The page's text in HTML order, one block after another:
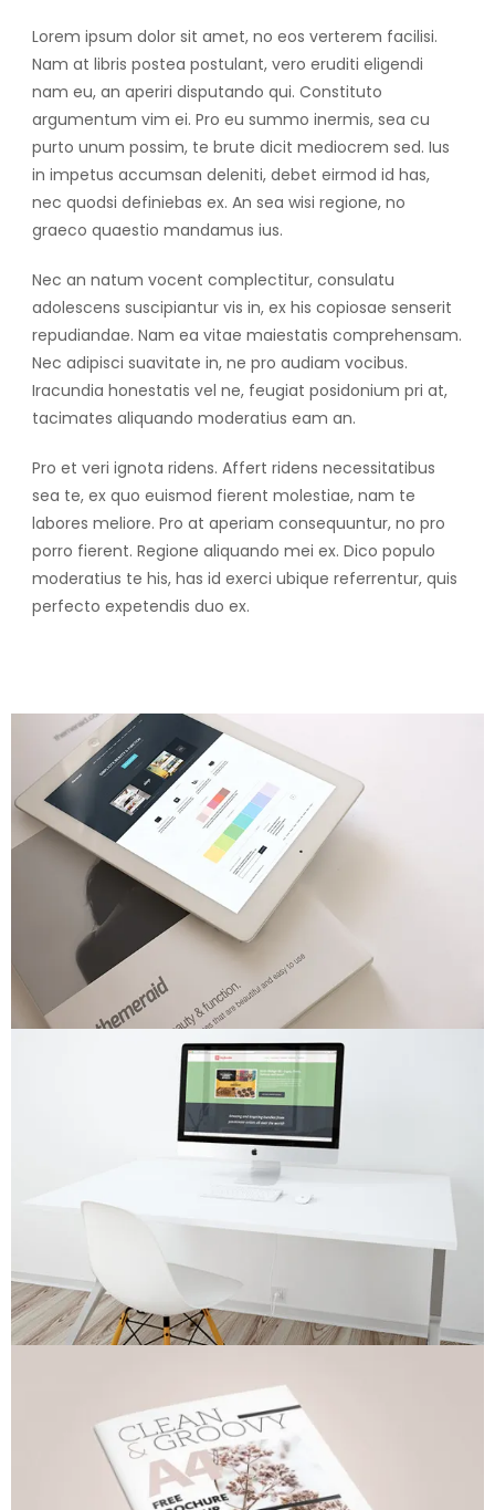
Lorem ipsum dolor sit amet, no eos verterem facilisi.
Nam at libris postea postulant, vero eruditi eligendi
nam eu, an aperiri disputando qui. Constituto
argumentum vim ei. Pro eu summo inermis, sea cu
purto unum possim, te brute dicit mediocrem sed. Ius
in impetus accumsan deleniti, debet eirmod id has,
nec quodsi definiebas ex. An sea wisi regione, no
graeco quaestio mandamus ius.
Nec an natum vocent complectitur, consulatu
adolescens suscipiantur vis in, ex his copiosae senserit
repudiandae. Nam ea vitae maiestatis comprehensam.
Nec adipisci suavitate in, ne pro audiam vocibus.
Iracundia honestatis vel ne, feugiat posidonium pri at,
tacimates aliquando moderatius eam an.
Pro et veri ignota ridens. Affert ridens necessitatibus
sea te, ex quo euismod fierent molestiae, nam te
labores meliore. Pro at aperiam consequuntur, no pro
porro fierent. Regione aliquando mei ex. Dico populo
moderatius te his, has id exerci ubique referrentur, quis
perfecto expetendis duo ex.